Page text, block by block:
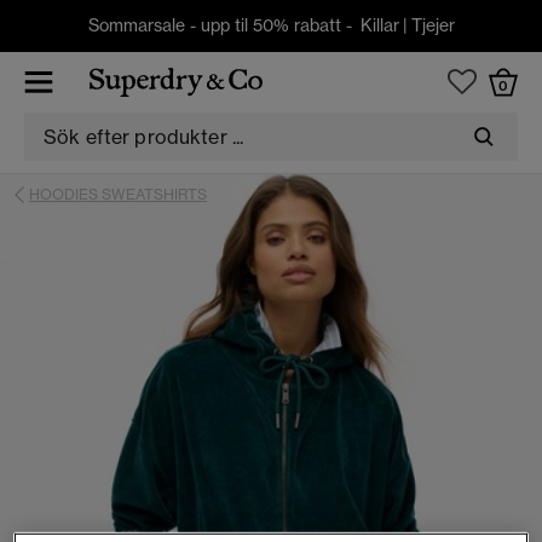
Sommarsale - upp til 50% rabatt - Killar| Tjejer
0
HOODIES SWEATSHIRTS